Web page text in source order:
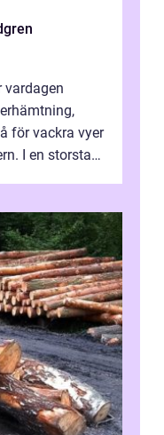
vardagen
för vackra vyer
I en storstad